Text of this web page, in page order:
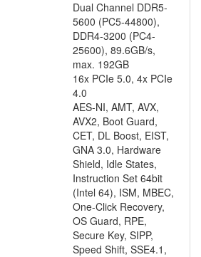
Dual Channel DDR5-
5600 (PC5-44800),
DDR4-3200 (PC4-
25600), 89.6GB/​s,
max. 192GB
16x PCIe 5.0, 4x PCIe
4.0
AES-NI, AMT, AVX,
AVX2, Boot Guard,
CET, DL Boost, EIST,
GNA 3.0, Hardware
Shield, Idle States,
Instruction Set 64bit
(Intel 64), ISM, MBEC,
One-Click Recovery,
OS Guard, RPE,
Secure Key, SIPP,
Speed Shift, SSE4.1,